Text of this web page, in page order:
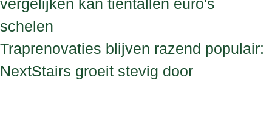
vergelijken kan tientallen euro's
schelen
Traprenovaties blijven razend populair:
NextStairs groeit stevig door